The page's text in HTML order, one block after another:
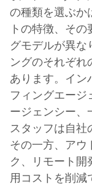
の種類を選ぶか
トの特徴、そ
グモデルが異な
ングのそれぞ
あります。イン
フィングエージ
ージェンシー、
スタッフは自社
その一方、アウ
ク、リモート
用コストを削減